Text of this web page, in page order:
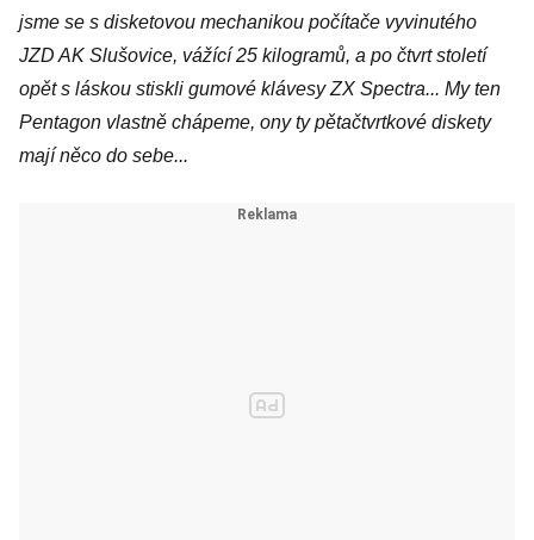
jsme se s disketovou mechanikou počítače vyvinutého
JZD AK Slušovice, vážící 25 kilogramů, a po čtvrt století
opět s láskou stiskli gumové klávesy ZX Spectra... My ten
Pentagon vlastně chápeme, ony ty pětačtvrtkové diskety
mají něco do sebe...